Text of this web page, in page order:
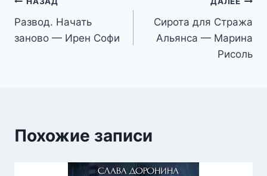
Навигация
по
Развод. Начать
заново — Ирен Софи
Сирота для Стража
Альянса — Марина
Рисоль
Похожие записи